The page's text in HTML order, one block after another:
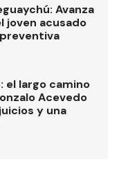
Avanza
joven acusado
el largo camino
Acevedo
y una